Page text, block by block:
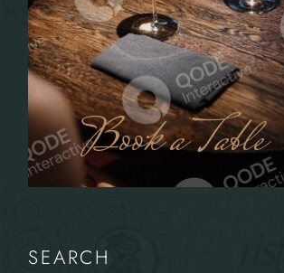
Book a Table
SEARCH